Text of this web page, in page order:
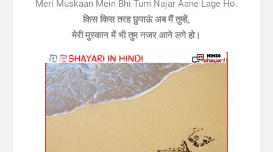
Meri Muskaan Mein Bhi Tum Najar Aane Lage Ho.
किस किस तरह छुपाऊं अब मैं तुम्हें,
मेरी मुस्कान में भी तुम नजर आने लगे हो।